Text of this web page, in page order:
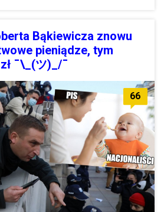
Bąkiewicza znowu
pieniądze, tym
¯\_(ツ)_/¯
66